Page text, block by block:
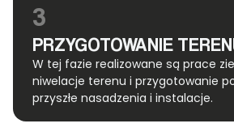
3
PRZYGOTOWANIE
W tej fazie realizowane są prace
niwelacje terenu i przygotowanie
przyszłe nasadzenia i instalacje.